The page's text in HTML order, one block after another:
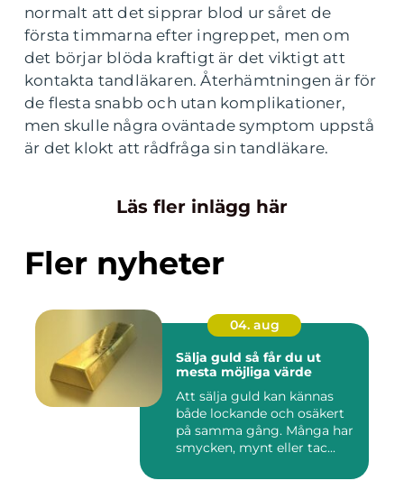
normalt att det sipprar blod ur såret de
första timmarna efter ingreppet, men om
det börjar blöda kraftigt är det viktigt att
kontakta tandläkaren. Återhämtningen är för
de flesta snabb och utan komplikationer,
men skulle några oväntade symptom uppstå
är det klokt att rådfråga sin tandläkare.
Läs fler inlägg här
Fler nyheter
04. aug
Sälja guld så får du ut
mesta möjliga värde
Att sälja guld kan kännas
både lockande och osäkert
på samma gång. Många har
smycken, mynt eller tac...